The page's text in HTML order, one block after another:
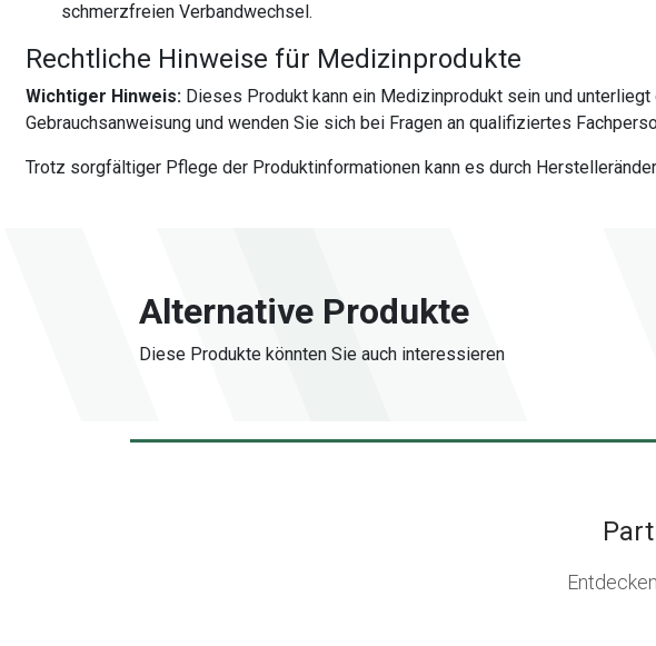
schmerzfreien Verbandwechsel.
Rechtliche Hinweise für Medizinprodukte
Wichtiger Hinweis: Dieses Produkt kann ein Medizinprodukt sein und
Gebrauchsanweisung und wenden Sie sich bei Fragen an qualifiziertes
Trotz sorgfältiger Pflege der Produktinformationen kann es durch
Alternative Produkte
Diese Produkte könnten Sie auch interessieren